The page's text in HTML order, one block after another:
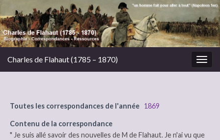
Charles de Flahaut (1785 – 1870)
Toutes les correspondances de l'année 1869
Contenu de la correspondance
" Je suis allé savoir des nouvelles de M de Flahaut. Je n'ai vu que